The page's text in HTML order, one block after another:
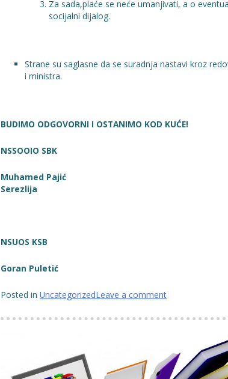
Za sada,plaće se neće umanjivati, a o
socijalni dijalog.
Strane su saglasne da se suradnja nastavi kroz
i ministra.
BUDIMO ODGOVORNI I OSTANIMO KOD KUĆE!
NSSOOIO SBK
Muhamed Pajić
Serezlija
NSUOS KSB
Goran Puletić
Posted in UncategorizedLeave a comment